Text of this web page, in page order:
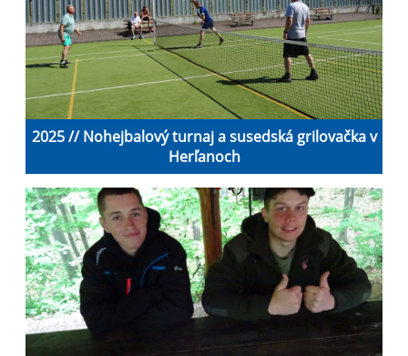
2025 // Nohejbalový turnaj a susedská grilovačka v
Herľanoch